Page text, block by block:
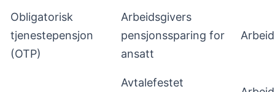
Obligatorisk
tjenestepensjon
(OTP)
Arbeidsgivers
pensjonssparing for
ansatt
Avtalefestet